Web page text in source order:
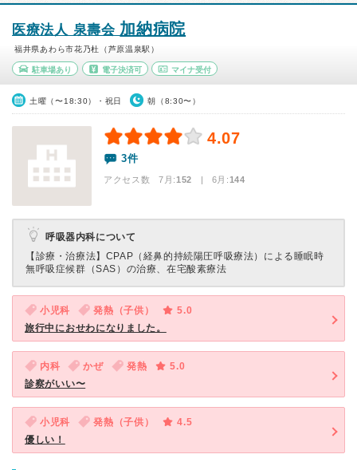
医療法人 泉壽会 加納病院
福井県あわら市花乃杜（芦原温泉駅）
駐車場あり 電子決済可 マイナ受付
土曜（〜18:30）・祝日 朝（8:30〜）
4.07
3件
アクセス数 7月:152 | 6月:144
呼吸器内科について
【診療・治療法】 CPAP（経鼻的持続陽圧呼吸療法）による睡眠時
無呼吸症候群（SAS）の治療、在宅酸素療法
小児科 発熱（子供）
5.0
旅行中におせわになりました。
内科 かぜ 発熱
5.0
診察がいい〜
小児科 発熱（子供）
4.5
優しい！